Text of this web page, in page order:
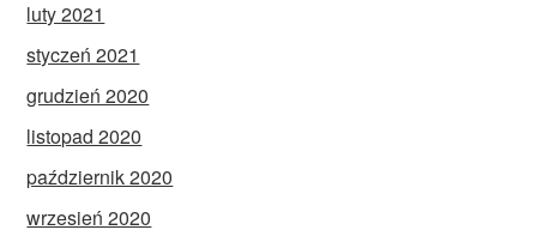
luty 2021
styczeń 2021
grudzień 2020
listopad 2020
październik 2020
wrzesień 2020